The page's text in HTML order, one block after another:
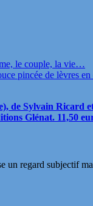
le couple, la vie…
pincée de lèvres
de Sylvain Ricard
Glénat. 11,50
regard subjectif